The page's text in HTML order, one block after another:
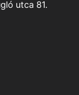
utca 81.